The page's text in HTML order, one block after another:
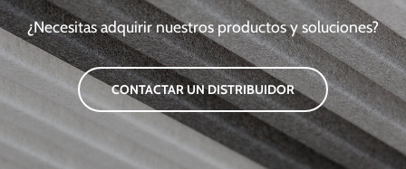
¿Necesitas adquirir nuestros productos y soluciones?
CONTACTAR UN DISTRIBUIDOR